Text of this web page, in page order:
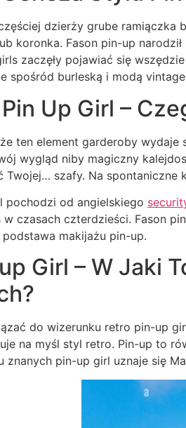
dzierży grube ramiączka
koronka. Fason pin-up
zaczęły pojawiać się
spośród burleską i modą
Up Girl –
ten element garderoby
wygląd niby magiczny
Twojej… szafy. Na spontaniczne
pochodzi od angielskiego
czasach czterdzieści. Fason
makijażu pin-up.
Girl – W Jaki
do wizerunku retro pin-up
na myśl styl retro. Pin-up to
znanych pin-up girl uznaje się